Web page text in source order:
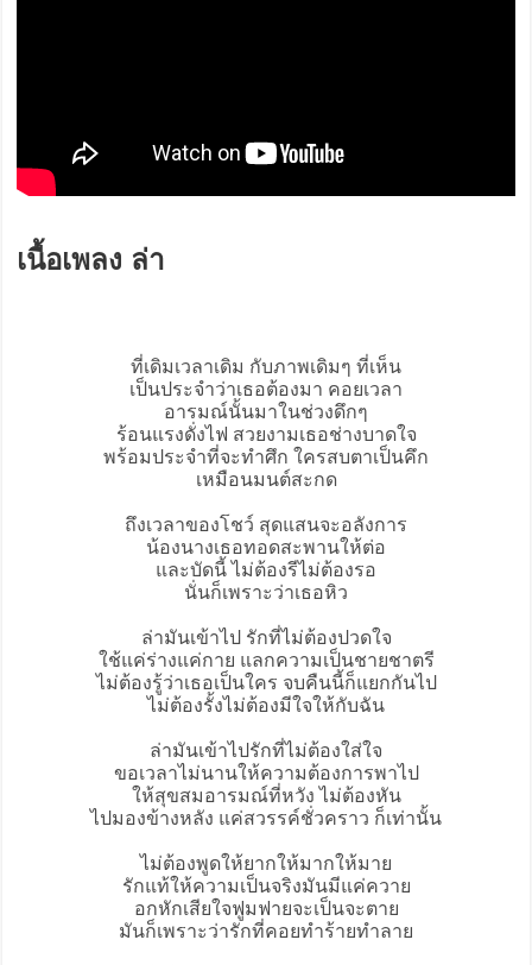
เนื้อเพลง ล่า
ที่เดิมเวลาเดิม กับภาพเดิมๆ ที่เห็น
เป็นประจำว่าเธอต้องมา คอยเวลา
อารมณ์นั้นมาในช่วงดึกๆ
ร้อนแรงดั่งไฟ สวยงามเธอช่างบาดใจ
พร้อมประจำที่จะทำศึก ใครสบตาเป็นคึก
เหมือนมนต์สะกด
ถึงเวลาของโชว์ สุดแสนจะอลังการ
น้องนางเธอทอดสะพานให้ต่อ
และบัดนี้ ไม่ต้องรีไม่ต้องรอ
นั่นก็เพราะว่าเธอหิว
ล่ามันเข้าไป รักที่ไม่ต้องปวดใจ
ใช้แค่ร่างแค่กาย แลกความเป็นชายชาตรี
ไม่ต้องรู้ว่าเธอเป็นใคร จบคืนนี้ก็แยกกันไป
ไม่ต้องรั้งไม่ต้องมีใจให้กับฉัน
ล่ามันเข้าไปรักที่ไม่ต้องใส่ใจ
ขอเวลาไม่นานให้ความต้องการพาไป
ให้สุขสมอารมณ์ที่หวัง ไม่ต้องหัน
ไปมองข้างหลัง แค่สวรรค์ชั่วคราว ก็เท่านั้น
ไม่ต้องพูดให้ยากให้มากให้มาย
รักแท้ให้ความเป็นจริงมันมีแค่ควาย
อกหักเสียใจฟูมฟายจะเป็นจะตาย
มันก็เพราะว่ารักที่คอยทำร้ายทำลาย